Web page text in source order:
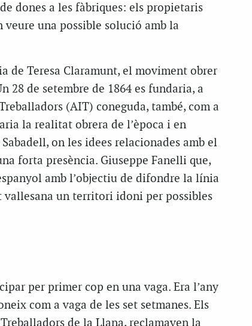
dones a les fàbriques: els propietaris
una possible solució amb la
de Teresa Claramunt, el moviment obrer
28 de setembre de 1864 es fundaria, a
(AIT) coneguda, també, com a
la realitat obrera de l’època i en
on les idees relacionades amb el
forta presència. Giuseppe Fanelli que,
amb l’objectiu de difondre la línia
vallesana un territori idoni per possibles
per primer cop en una vaga. Era l’any
com a vaga de les set setmanes. Els
de la Llana, reclamaven la